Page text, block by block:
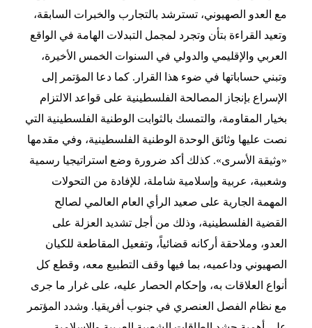
مع العدو الصهيوني، تسترشد بالتجارب والخبرات السابقة،
وتعيد القراءة بتأن وتجرد لمجمل التبدلات الهامة في الواقع
العربي والإقليمي والدولي في السنوات الخمس الأخيرة،
وتبني حساباتها في ضوء هذا القرار. كما دعا المؤتمر إلى
الإسراع بإنجاز المصالحة الفلسطينية على قواعد الالتزام
بخيار المقاومة، والتمسك بالثوابت الوطنية الفلسطينية التي
نصت عليها وثائق الوحدة الوطنية الفلسطينية، وفي مقدمها
«وثيقة الأسرى». كذلك أكد ضرورة وضع استراتيجيا رسمية
وشعبية، عربية وإسلامية شاملة، للإفادة من التحولات
المهمة الجارية على صعيد الرأي العام العالمي لصالح
القضية الفلسطينية، وذلك من أجل تشديد العزلة على
العدو، وملاحقة أركانه قضائياً، وتفعيل المقاطعة للكيان
الصهيوني وداعميه، بما فيها وقف التطبيع معه، وقطع كل
أنواع العلاقات به، وإحكام الحصار عليه، على غرار ما جرى
مع نظام الفصل العنصري في جنوب أفريقيا. وشدد المؤتمر